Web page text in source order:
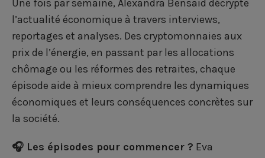
a
c
e
b
o
k
i
n
k
e
d
n
w
i
t
t
e
Une fois par semaine, Alexandra Bensaid décrypte
l’actualité économique à travers interviews,
reportages et analyses. Des cryptomonnaies aux
prix de l’énergie, en passant par les allocations
chômage ou les réformes des retraites, chaque
épisode aide à mieux comprendre les dynamiques
économiques et leurs conséquences concrètes sur
la société.
🎧 Les épisodes pour commencer ? Eva